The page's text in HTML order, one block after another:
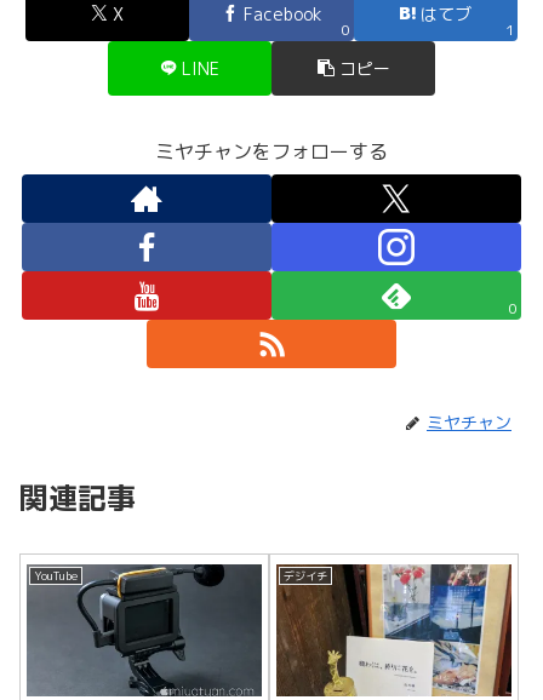
X Facebook
0
はてブ
1
LINE コピー
ミヤチャンをフォローする
0
ミヤチャン
関連記事
YouTube デジイチ